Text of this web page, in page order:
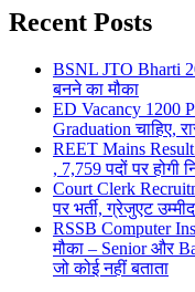
Recent Posts
BSNL JTO Bharti
बनने का मौका
ED Vacancy 1200
Graduation चाहिए,
REET Mains Result
, 7,759 पदों पर होगी
Court Clerk
पर भर्ती, ग्रेजुएट
RSSB Computer
मौका – Senior और
जो कोई नहीं बताता